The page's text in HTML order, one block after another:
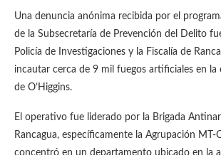
Una denuncia anónima recibida por el
de la Subsecretaría de Prevención del Delito
Policía de Investigaciones y la Fiscalía de
incautar cerca de 9 mil fuegos artificiales en la
de O’Higgins.
El operativo fue liderado por la Brigada
Rancagua, específicamente la Agrupación MT-